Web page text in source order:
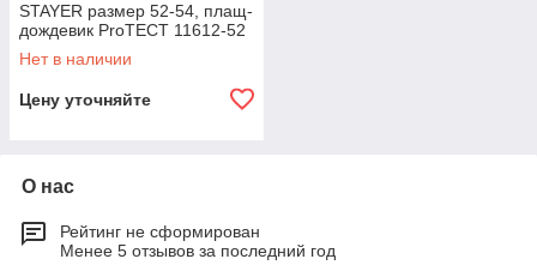
STAYER размер 52-54, плащ-
дождевик ProTECT 11612-52
Нет в наличии
Цену уточняйте
О нас
Рейтинг не сформирован
Менее 5 отзывов за последний год